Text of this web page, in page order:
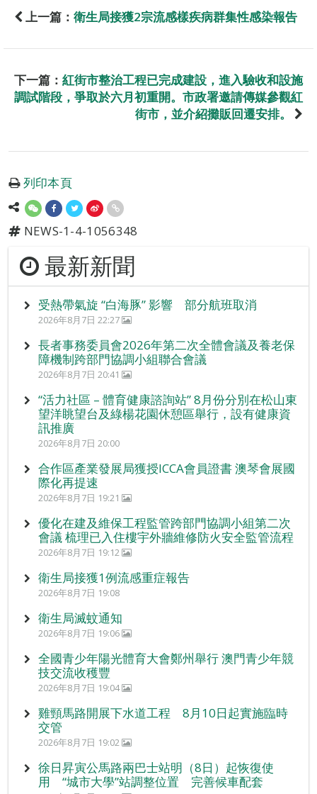
上一篇： 衛生局接獲2宗流感樣疾病群集性感染報告
下一篇： 紅街市整治工程已完成建設，進入驗收和設施
調試階段，爭取於六月初重開。市政署邀請傳媒參觀紅
街市，並介紹攤販回遷安排。
列印本頁
NEWS-1-4-1056348
最新新聞
受熱帶氣旋 “白海豚” 影響 部分航班取消
2026年8月7日 22:27
長者事務委員會2026年第二次全體會議及養老保
障機制跨部門協調小組聯合會議
2026年8月7日 20:41
“活力社區 – 體育健康諮詢站” 8月份分別在松山東
望洋眺望台及綠楊花園休憩區舉行，設有健康資
訊推廣
2026年8月7日 20:00
合作區產業發展局獲授ICCA會員證書 澳琴會展國
際化再提速
2026年8月7日 19:21
優化在建及維保工程監管跨部門協調小組第二次
會議 梳理已入住樓宇外牆維修防火安全監管流程
2026年8月7日 19:12
衛生局接獲1例流感重症報告
2026年8月7日 19:08
衛生局滅蚊通知
2026年8月7日 19:06
全國青少年陽光體育大會鄭州舉行 澳門青少年競
技交流收穫豐
2026年8月7日 19:04
雞頸馬路開展下水道工程 8月10日起實施臨時
交管
2026年8月7日 19:02
徐日昇寅公馬路兩巴士站明（8日）起恢復使
用 “城市大學”站調整位置 完善候車配套